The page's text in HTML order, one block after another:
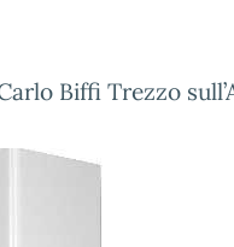
Biffi Trezzo